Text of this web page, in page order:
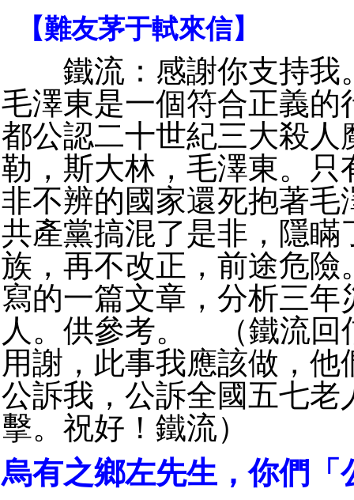
【難友茅于軾來信】
鐵流：感謝你支持我
毛澤東是一個符合正義的
都公認二十世紀三大殺人
勒，斯大林，毛澤東。只
非不辨的國家還死抱著毛
共產黨搞混了是非，隱瞞
族，再不改正，前途危險
寫的一篇文章，分析三年
人。供參考。 （鐵流回
用謝，此事我應該做，他
公訴我，公訴全國五七老
擊。祝好！鐵流）
烏有之鄉左先生，你們「